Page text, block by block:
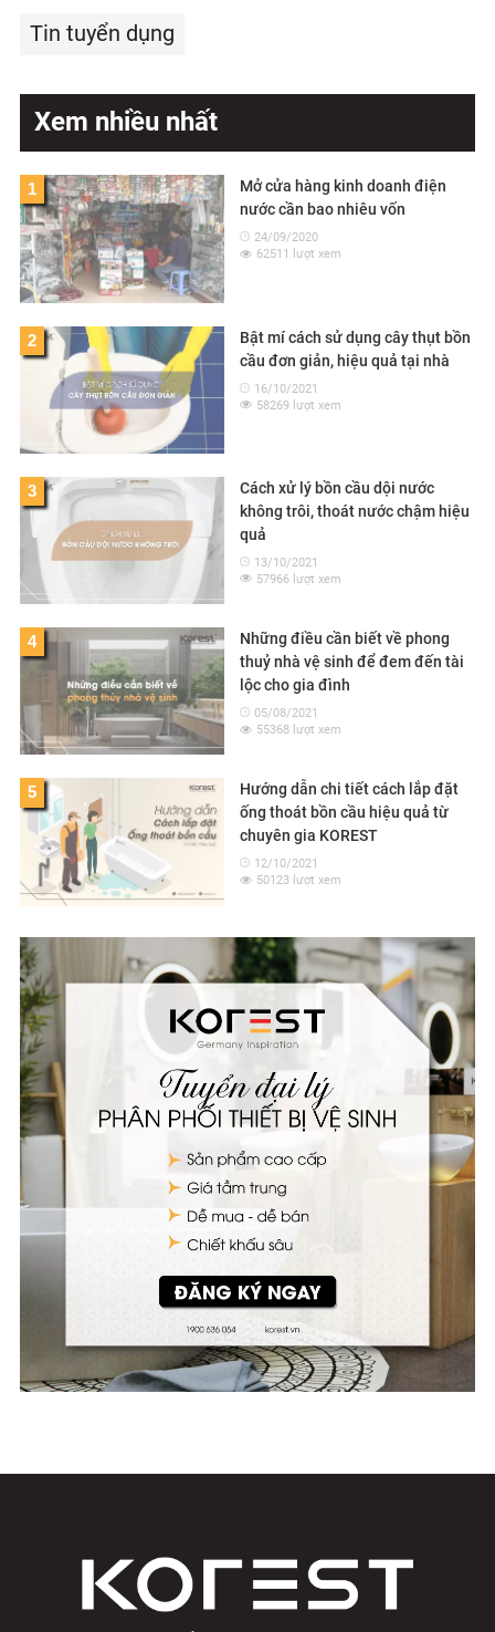
Tin tuyển dụng
Xem nhiều nhất
1
Mở cửa hàng kinh doanh điện
nước cần bao nhiêu vốn
24/09/2020
62511 lượt xem
2
Bật mí cách sử dụng cây thụt bồn
cầu đơn giản, hiệu quả tại nhà
16/10/2021
58269 lượt xem
3
Cách xử lý bồn cầu dội nước
không trôi, thoát nước chậm hiệu
quả
13/10/2021
57966 lượt xem
4
Những điều cần biết về phong
thuỷ nhà vệ sinh để đem đến tài
lộc cho gia đình
05/08/2021
55368 lượt xem
5
Hướng dẫn chi tiết cách lắp đặt
ống thoát bồn cầu hiệu quả từ
chuyên gia KOREST
12/10/2021
50123 lượt xem